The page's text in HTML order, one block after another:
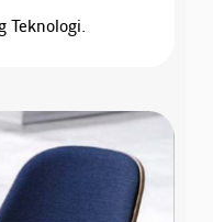
Teknologi.